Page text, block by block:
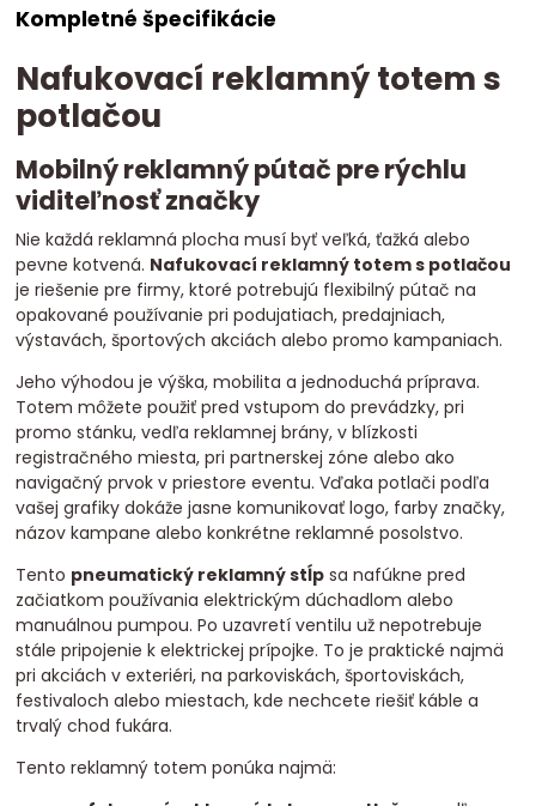
Kompletné špecifikácie
Nafukovací reklamný totem s
potlačou
Mobilný reklamný pútač pre rýchlu
viditeľnosť značky
Nie každá reklamná plocha musí byť veľká, ťažká alebo
pevne kotvená. Nafukovací reklamný totem s potlačou
je riešenie pre firmy, ktoré potrebujú flexibilný pútač na
opakované používanie pri podujatiach, predajniach,
výstavách, športových akciách alebo promo kampaniach.
Jeho výhodou je výška, mobilita a jednoduchá príprava.
Totem môžete použiť pred vstupom do prevádzky, pri
promo stánku, vedľa reklamnej brány, v blízkosti
registračného miesta, pri partnerskej zóne alebo ako
navigačný prvok v priestore eventu. Vďaka potlači podľa
vašej grafiky dokáže jasne komunikovať logo, farby značky,
názov kampane alebo konkrétne reklamné posolstvo.
Tento pneumatický reklamný stĺp sa nafúkne pred
začiatkom používania elektrickým dúchadlom alebo
manuálnou pumpou. Po uzavretí ventilu už nepotrebuje
stále pripojenie k elektrickej prípojke. To je praktické najmä
pri akciách v exteriéri, na parkoviskách, športoviskách,
festivaloch alebo miestach, kde nechcete riešiť káble a
trvalý chod fukára.
Tento reklamný totem ponúka najmä: